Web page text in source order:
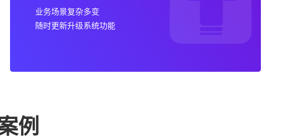
业务场景复杂多变
随时更新升级系统功能
例